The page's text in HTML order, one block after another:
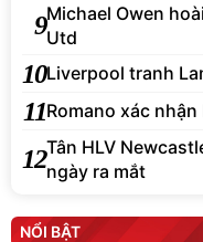
9Michael Owen
Utd
10Liverpool tranh
11Romano xác
12Tân HLV
ngày ra mắt
NỔI BẬT